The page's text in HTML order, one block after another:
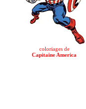
coloriages de
Capitaine America